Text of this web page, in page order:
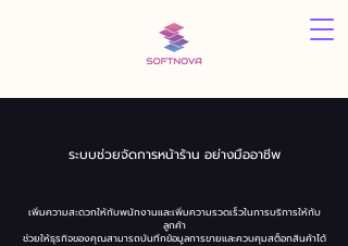
ระบบช่วยจัดการหน้าร้าน อย่างมืออาชีพ
เพิ่มความสะดวกให้กับพนักงานและเพิ่มความรวดเร็วในการบริการให้กับ
ลูกค้า
ช่วยให้ธุรกิจของคุณสามารถบันทึกข้อมูลการขายและควบคุมสต็อกสินค้าได้